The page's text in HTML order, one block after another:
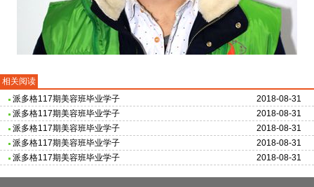
相关阅读
2018-08-31
派多格117期美容班毕业学子
2018-08-31
派多格117期美容班毕业学子
2018-08-31
派多格117期美容班毕业学子
2018-08-31
派多格117期美容班毕业学子
2018-08-31
派多格117期美容班毕业学子